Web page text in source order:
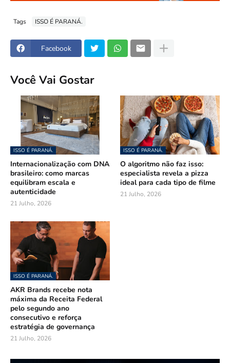
Tags ISSO É PARANÁ.
Facebook
Você Vai Gostar
ISSO É PARANÁ.
Internacionalização com DNA
brasileiro: como marcas
equilibram escala e
autenticidade
21 Julho, 2026
ISSO É PARANÁ.
O algoritmo não faz isso:
especialista revela a pizza
ideal para cada tipo de filme
21 Julho, 2026
ISSO É PARANÁ.
AKR Brands recebe nota
máxima da Receita Federal
pelo segundo ano
consecutivo e reforça
estratégia de governança
21 Julho, 2026